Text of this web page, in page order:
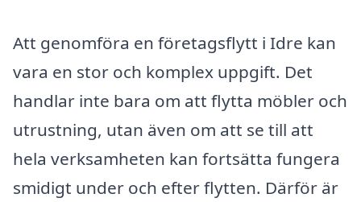
Att genomföra en företagsflytt i Idre kan
vara en stor och komplex uppgift. Det
handlar inte bara om att flytta möbler och
utrustning, utan även om att se till att
hela verksamheten kan fortsätta fungera
smidigt under och efter flytten. Därför är